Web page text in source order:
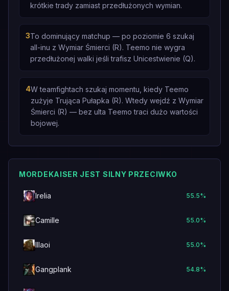
krótkie trady zamiast przedłużonych wymian.
3To dominujący matchup — po poziomie 6 szukaj
all-inu z Wymiar Śmierci (R). Teemo nie wygra
przedłużonej walki jeśli trafisz Unicestwienie (Q).
4W teamfightach szukaj momentu, kiedy Teemo
zużyje Trująca Pułapka (R). Wtedy wejdź z Wymiar
Śmierci (R) — bez ulta Teemo traci dużo wartości
bojowej.
MORDEKAISER JEST SILNY PRZECIWKO
Irelia 55.5%
Camille 55.0%
Illaoi 55.0%
Gangplank 54.8%